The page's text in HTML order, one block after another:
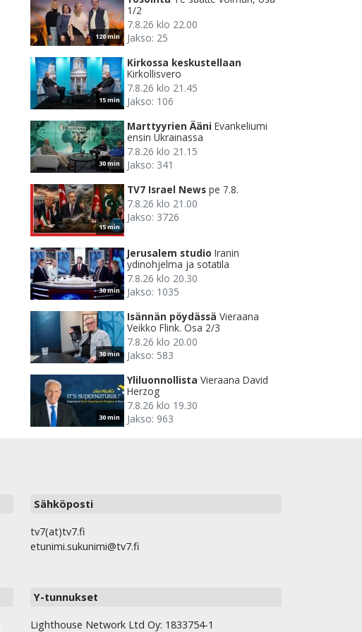
120 min
1/2
7.8.26 klo 22.00
Jakso: 25
15 min
Kirkossa keskustellaan
Kirkollisvero
7.8.26 klo 21.45
Jakso: 106
30 min
Marttyyrien Ääni Evankeliumi
ensin Ukrainassa
7.8.26 klo 21.15
Jakso: 341
15 min
TV7 Israel News pe 7.8.
7.8.26 klo 21.00
Jakso: 3726
30 min
Jerusalem studio Iranin
ydinohjelma ja sotatila
7.8.26 klo 20.30
Jakso: 1035
30 min
Isännän pöydässä Vieraana
Veikko Flink. Osa 2/3
7.8.26 klo 20.00
Jakso: 583
30 min
Yliluonnollista Vieraana David
Herzog
7.8.26 klo 19.30
Jakso: 963
Sähköposti
tv7(at)tv7.fi
etunimi.sukunimi@tv7.fi
Y-tunnukset
Lighthouse Network Ltd Oy: 1833754-1